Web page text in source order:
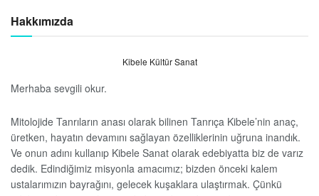
Hakkımızda
Kibele Kültür Sanat
Merhaba sevgili okur.
Mitolojide Tanrıların anası olarak bilinen Tanrıça Kibele’nin anaç,
üretken, hayatın devamını sağlayan özelliklerinin uğruna inandık.
Ve onun adını kullanıp Kibele Sanat olarak edebiyatta biz de varız
dedik. Edindiğimiz misyonla amacımız; bizden önceki kalem
ustalarımızın bayrağını, gelecek kuşaklara ulaştırmak. Çünkü